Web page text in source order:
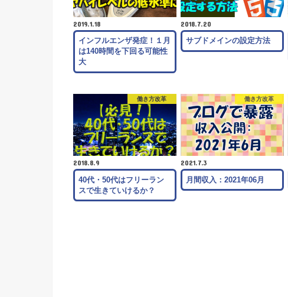
2019.1.18
インフルエンザ発症！１月
は140時間を下回る可能性
大
2018.7.20
サブドメインの設定方法
働き方改革
2018.8.9
40代・50代はフリーラン
スで生きていけるか？
働き方改革
2021.7.3
月間収入：2021年06月